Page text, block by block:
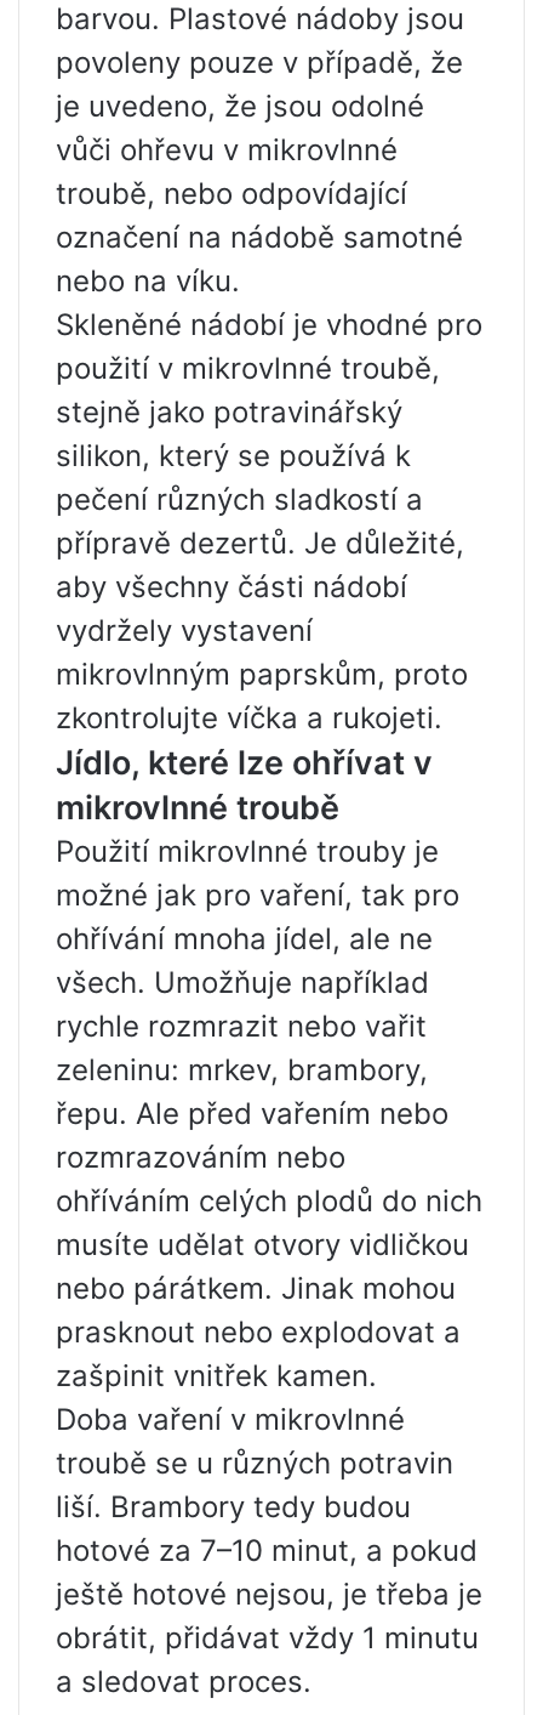
barvou. Plastové nádoby jsou
povoleny pouze v případě, že
je uvedeno, že jsou odolné
vůči ohřevu v mikrovlnné
troubě, nebo odpovídající
označení na nádobě samotné
nebo na víku.
Skleněné nádobí je vhodné pro
použití v mikrovlnné troubě,
stejně jako potravinářský
silikon, který se používá k
pečení různých sladkostí a
přípravě dezertů. Je důležité,
aby všechny části nádobí
vydržely vystavení
mikrovlnným paprskům, proto
zkontrolujte víčka a rukojeti.
Jídlo, které lze ohřívat v
mikrovlnné troubě
Použití mikrovlnné trouby je
možné jak pro vaření, tak pro
ohřívání mnoha jídel, ale ne
všech. Umožňuje například
rychle rozmrazit nebo vařit
zeleninu: mrkev, brambory,
řepu. Ale před vařením nebo
rozmrazováním nebo
ohříváním celých plodů do nich
musíte udělat otvory vidličkou
nebo párátkem. Jinak mohou
prasknout nebo explodovat a
zašpinit vnitřek kamen.
Doba vaření v mikrovlnné
troubě se u různých potravin
liší. Brambory tedy budou
hotové za 7–10 minut, a pokud
ještě hotové nejsou, je třeba je
obrátit, přidávat vždy 1 minutu
a sledovat proces.